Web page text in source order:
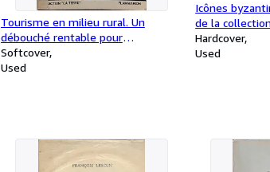
Tourisme en milieu rural. Un
débouché rentable pour
l'agriculture.
Softcover
Used
Icônes
de la
grande dame
chefs-
Hardcover
Used